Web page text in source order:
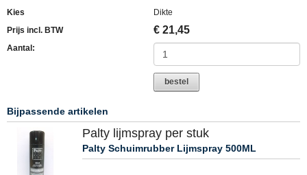
Kies
Dikte
Prijs incl. BTW
€ 21,45
Aantal:
bestel
Bijpassende artikelen
Palty lijmspray per stuk
Palty Schuimrubber Lijmspray 500ML